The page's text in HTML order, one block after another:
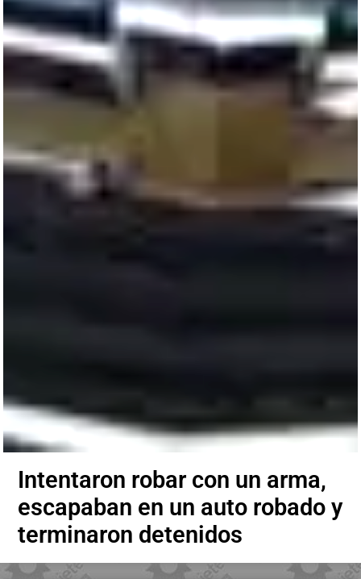
Intentaron robar con un arma,
escapaban en un auto robado y
terminaron detenidos